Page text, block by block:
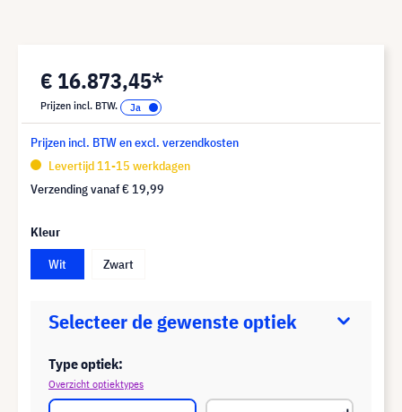
€ 16.873,45*
Prijzen incl. BTW.
Prijzen incl. BTW en excl. verzendkosten
Levertijd 11-15 werkdagen
Verzending vanaf€ 19,99
Kleur
Wit
Zwart
Selecteer de gewenste optiek
Type optiek:
Overzicht optiektypes